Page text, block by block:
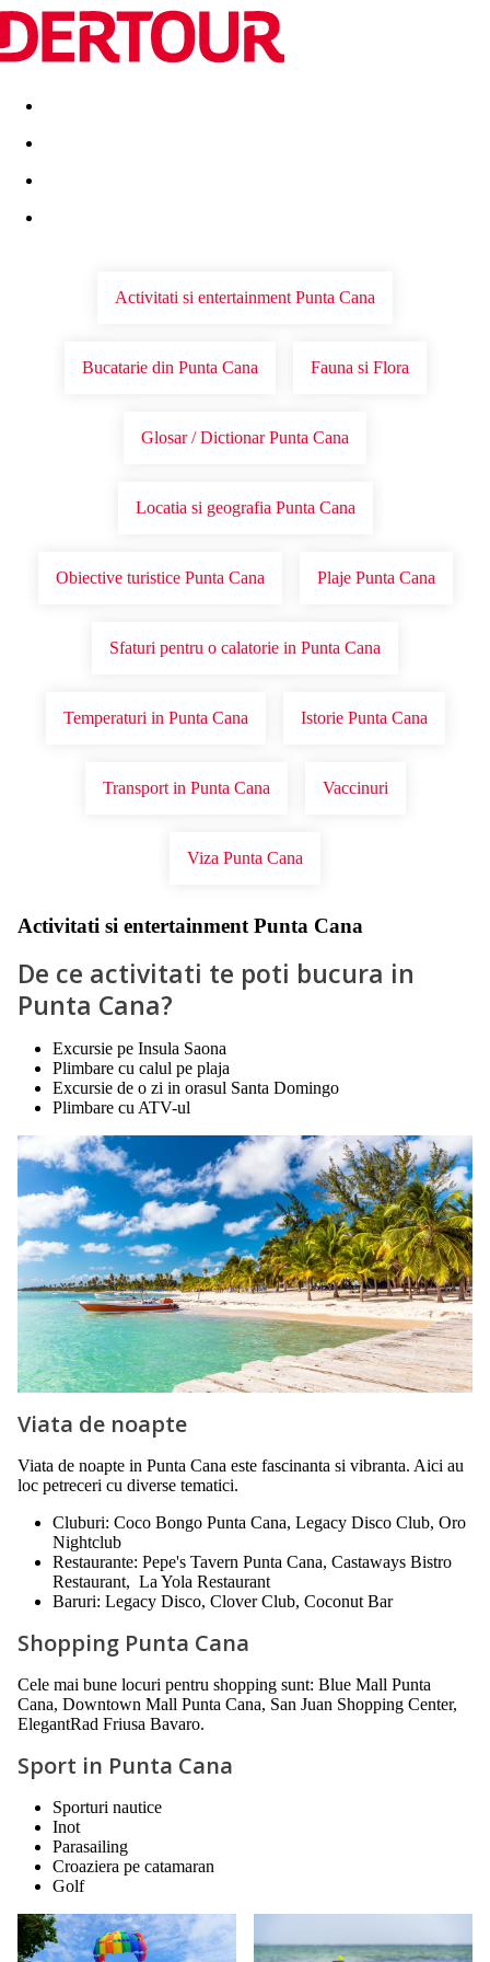
Destinatii Vacanta perfecta OFERTE DE NERATAT
Activitati si entertainment Punta Cana
Bucatarie din Punta Cana Fauna si Flora
Glosar / Dictionar Punta Cana
Locatia si geografia Punta Cana
Obiective turistice Punta Cana Plaje Punta Cana
Sfaturi pentru o calatorie in Punta Cana
Temperaturi in Punta Cana Istorie Punta Cana
Transport in Punta Cana Vaccinuri
Viza Punta Cana
Activitati si entertainment Punta Cana
De ce activitati te poti bucura in
Punta Cana?
Excursie pe Insula Saona
Plimbare cu calul pe plaja
Excursie de o zi in orasul Santa Domingo
Plimbare cu ATV-ul
Viata de noapte
Viata de noapte in Punta Cana este fascinanta si vibranta. Aici au
loc petreceri cu diverse tematici.
Cluburi: Coco Bongo Punta Cana, Legacy Disco Club, Oro
Nightclub
Restaurante: Pepe's Tavern Punta Cana, Castaways Bistro
Restaurant, La Yola Restaurant
Baruri: Legacy Disco, Clover Club, Coconut Bar
Shopping Punta Cana
Cele mai bune locuri pentru shopping sunt: Blue Mall Punta
Cana, Downtown Mall Punta Cana, San Juan Shopping Center,
ElegantRad Friusa Bavaro.
Sport in Punta Cana
Sporturi nautice
Inot
Parasailing
Croaziera pe catamaran
Golf